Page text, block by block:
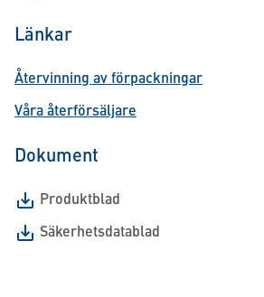
Länkar
Återvinning av förpackningar
Våra återförsäljare
Dokument
Produktblad
Säkerhetsdatablad